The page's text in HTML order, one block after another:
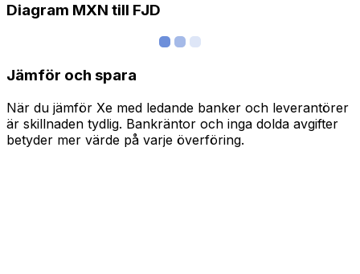
Diagram MXN till FJD
Jämför och spara
När du jämför Xe med ledande banker och leverantörer
är skillnaden tydlig. Bankräntor och inga dolda avgifter
betyder mer värde på varje överföring.